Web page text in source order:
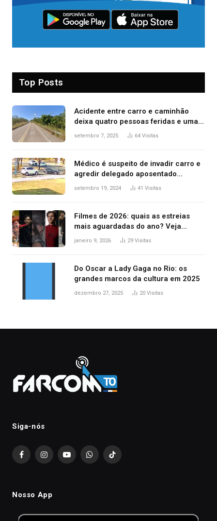
Top Posts
Acidente entre carro e caminhão
deixa quatro pessoas feridas e uma
mulher morta na TO-070
setembro 7, 2025 64 Visitas
Médico é suspeito de invadir carro e
agredir delegado aposentado
durante confusão no trânsito
setembro 19, 2024 41 Visitas
Filmes de 2026: quais as estreias
mais aguardadas do ano? Veja
principais lançamentos do cinema
janeiro 9, 2026 29 Visitas
Do Oscar a Lady Gaga no Rio: os
grandes marcos da cultura em 2025
dezembro 27, 2025 20 Visitas
Siga-nós
FacebookInstagramYouTubeWhatsAppTikTok
Nosso App